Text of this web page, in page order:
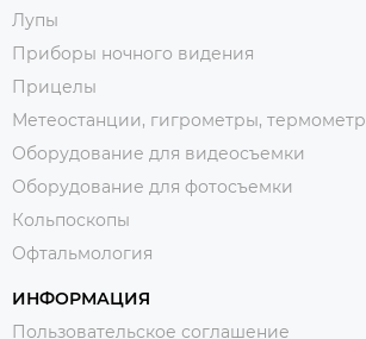
Лупы
Приборы ночного видения
Прицелы
Метеостанции, гигрометры,
Оборудование для видеосъемки
Оборудование для фотосъемки
Кольпоскопы
Офтальмология
ИНФОРМАЦИЯ
Пользовательское соглашение